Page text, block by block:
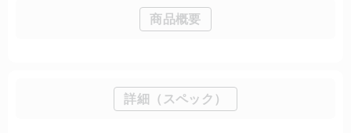
商品概要
詳細（スペック）